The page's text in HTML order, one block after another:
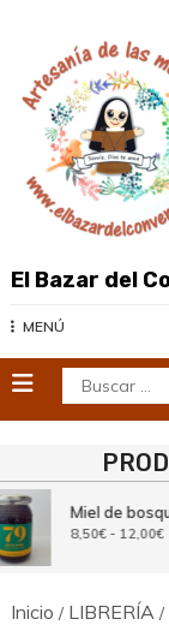
contenido
El Bazar del
MENÚ
Buscar:
Miel de
8,50€ - 12,00€
Inicio / LIBRERÍA/